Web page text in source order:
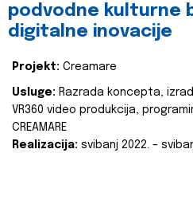
podvodne kulturne
digitalne inovacije
Projekt: Creamare
Usluge: Razrada koncepta,
VR360 video produkcija,
CREAMARE
Realizacija: svibanj 2022. –